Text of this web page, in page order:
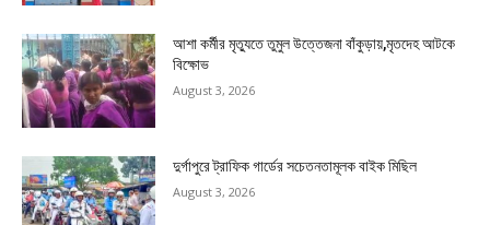
আশা কর্মীর মৃত্যুতে তুমুল উত্তেজনা বাঁকুড়ায়,মৃতদেহ আটকে
বিক্ষোভ
August 3, 2026
দুর্গাপুরে ট্রাফিক গার্ডের সচেতনতামূলক বাইক মিছিল
August 3, 2026